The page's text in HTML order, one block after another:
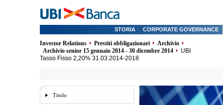
STORIA CORPORATE GOVERNANCE
Investor Relations Prestiti obbligazionari
Archivio
Archivio senior 15 gennaio 2014 - 30 dicembre 2014
UBI
Tasso Fisso 2,20% 31.03.2014-2018
Titolo